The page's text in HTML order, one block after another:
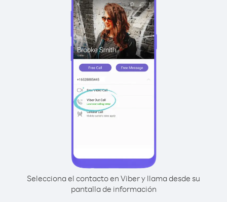
Selecciona el contacto en Viber y llama desde su
pantalla de información